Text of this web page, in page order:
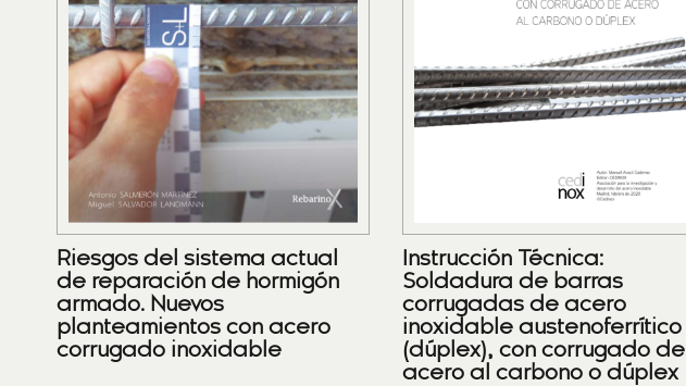
Riesgos del sistema actual
de reparación de hormigón
armado. Nuevos
planteamientos con acero
corrugado inoxidable
Instrucción Técnica:
Soldadura de barras
corrugadas de acero
inoxidable austenoferrítico
(dúplex), con corrugado de
acero al carbono o dúplex